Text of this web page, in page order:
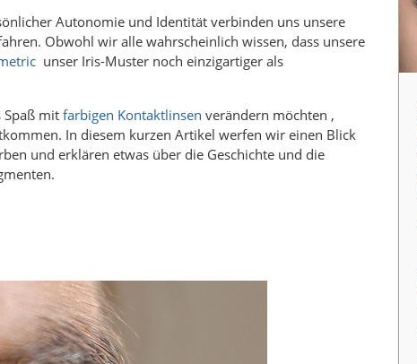
Autonomie und Identität verbinden uns unsere
Obwohl wir alle wahrscheinlich wissen, dass unsere
unser Iris-Muster noch einzigartiger als
Spaß mit farbigen Kontaktlinsen verändern möchten ,
In diesem kurzen Artikel werfen wir einen Blick
und erklären etwas über die Geschichte und die